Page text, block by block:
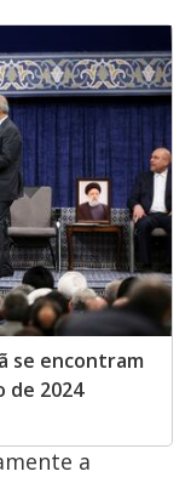
se encontram
de 2024
a